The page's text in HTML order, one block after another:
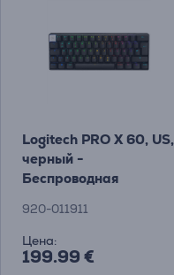
Logitech PRO X 60, US,
черный -
Беспроводная
920-011911
920-011911
Цена:
199.99 €